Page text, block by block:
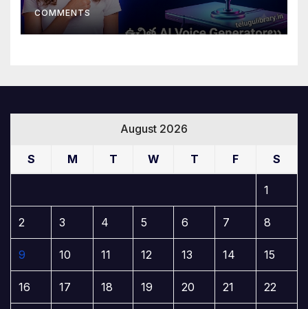
COMMENTS
August 2026
S M T W T F S
1
2 3 4 5 6 7 8
9 10 11 12 13 14 15
16 17 18 19 20 21 22